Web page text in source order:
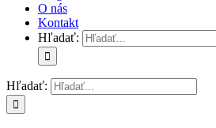
O nás
Kontakt
Hľadať:
Hľadať: